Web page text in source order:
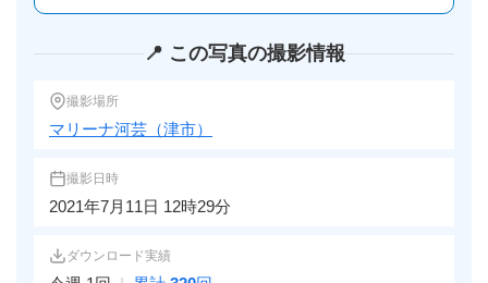
📍 この写真の撮影情報
撮影場所
マリーナ河芸（津市）
撮影日時
2021年7月11日 12時29分
ダウンロード実績